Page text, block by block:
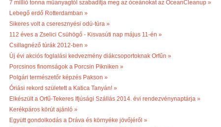
7 millió tonna műanyagtól szabadítja meg az óceánokat az OceanCleanup »
Lebegő erdő Rotterdamban »
Sikeres volt a cseresznyési odú-túra »
112 éves a Zselici Csühögő - Kisvasúti nap május 11-én »
Csillagnéző túrák 2012-ben »
Új évi akciós foglalási kedvezmény diákcsoportoknak Orfűn »
Porcsinos finomságok a Porcsin Pikniken »
Polgári természetőr képzés Pakson »
Óriási rekord született a Katica Tanyán! »
Elkészült a Orfű-Tekeres Ifjúsági Szállás 2014. évi rendezvénynaptárja »
Kerékpáros körút ajánló »
Együtt gondolkodás a Dráva és környéke jövőjéről »